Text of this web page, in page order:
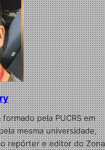
pela PUCRS em
mesma universidade,
repórter e editor do Zona